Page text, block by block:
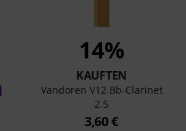
14%
KAUFTEN
Vandoren V12 Bb-Clarinet
2.5
3,60 €